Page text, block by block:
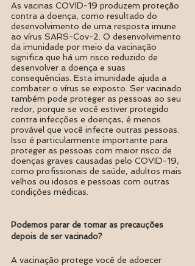
As vacinas COVID-19 produzem proteção
contra a doença, como resultado do
desenvolvimento de uma resposta imune
ao vírus SARS-Cov-2. O desenvolvimento
da imunidade por meio da vacinação
significa que há um risco reduzido de
desenvolver a doença e suas
consequências. Esta imunidade ajuda a
combater o vírus se exposto. Ser vacinado
também pode proteger as pessoas ao seu
redor, porque se você estiver protegido
contra infecções e doenças, é menos
provável que você infecte outras pessoas.
Isso é particularmente importante para
proteger as pessoas com maior risco de
doenças graves causadas pelo COVID-19,
como profissionais de saúde, adultos mais
velhos ou idosos e pessoas com outras
condições médicas.
Podemos parar de tomar as precauções
depois de ser vacinado?
A vacinação protege você de adoecer